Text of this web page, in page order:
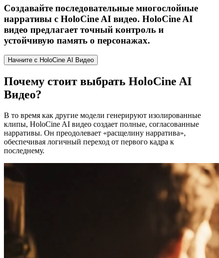
Создавайте последовательные многослойные
нарративы с HoloCine AI видео. HoloCine AI
видео предлагает точный контроль и
устойчивую память о персонажах.
Начните с HoloCine AI Видео
Почему стоит выбрать HoloCine AI
Видео?
В то время как другие модели генерируют изолированные
клипы, HoloCine AI видео создает полные, согласованные
нарративы. Он преодолевает «расщелину нарратива»,
обеспечивая логичный переход от первого кадра к
последнему.